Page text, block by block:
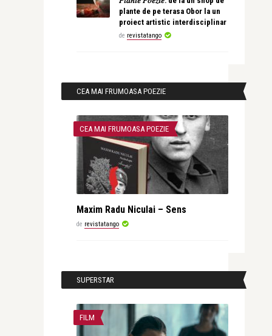
plante de pe terasa Obor la un
proiect artistic interdisciplinar
de revistatango
CEA MAI FRUMOASA POEZIE
CEA MAI FRUMOASA POEZIE
Maxim Radu Niculai – Sens
de revistatango
SUPERSTAR
FILM